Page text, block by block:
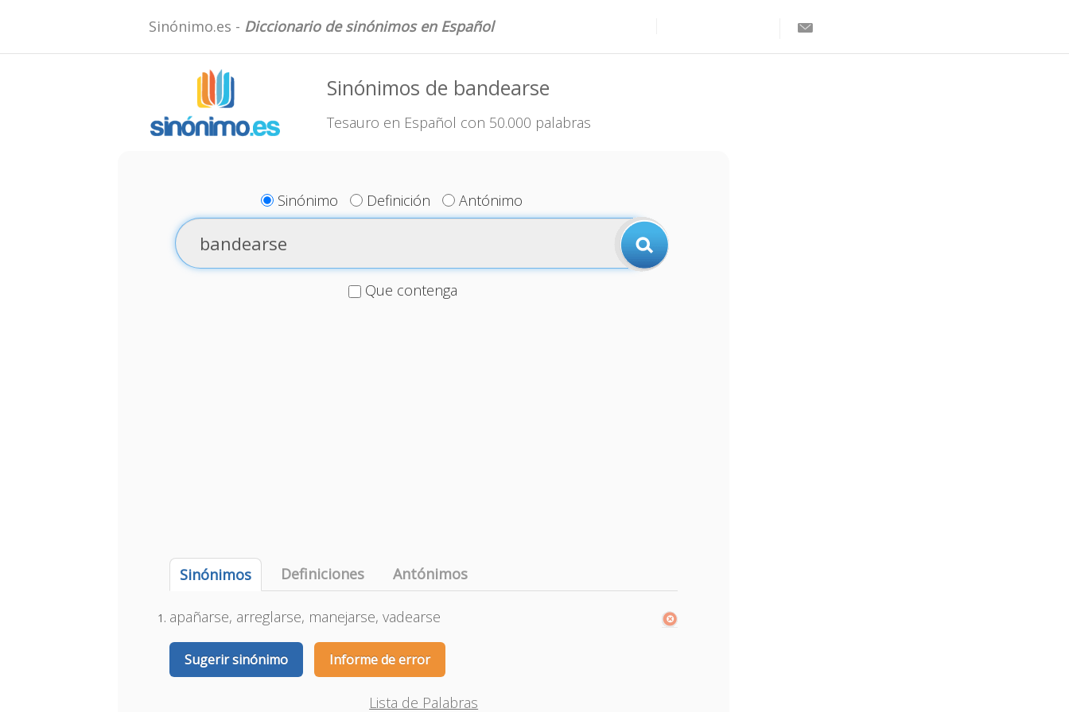
Sinónimo.es - Diccionario de sinónimos en Español
Sinónimos de bandearse
Tesauro en Español con 50.000 palabras
Sinónimo Definición Antónimo
Que contenga
Sinónimos Definiciones Antónimos
apañarse, arreglarse, manejarse, vadearse
Sugerir sinónimo Informe de error
Lista de Palabras